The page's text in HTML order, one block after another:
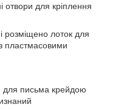
отвори для кріплення
розміщено лоток для
пластмасовими
для письма крейдою